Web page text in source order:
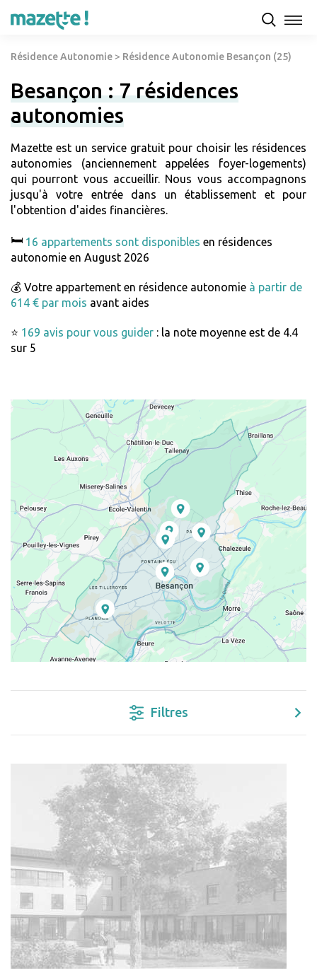
Résidence Autonomie > Résidence Autonomie Besançon (25)
Besançon : 7 résidences
autonomies
Mazette est un service gratuit pour choisir les résidences
autonomies (anciennement appelées foyer-logements)
qui pourront vous accueillir. Nous vous accompagnons
jusqu'à votre entrée dans un établissement et pour
l'obtention d'aides financières.
🛏️ 16 appartements sont disponibles en résidences
autonomie en August 2026
💰 Votre appartement en résidence autonomie à partir de
614 € par mois avant aides
⭐ 169 avis pour vous guider : la note moyenne est de 4.4
sur 5
Filtres